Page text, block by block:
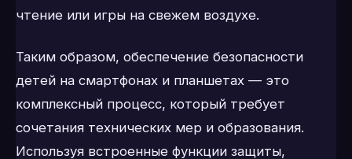
чтение или игры на свежем воздухе.
Таким образом, обеспечение безопасности
детей на смартфонах и планшетах — это
комплексный процесс, который требует
сочетания технических мер и образования.
Используя встроенные функции защиты,